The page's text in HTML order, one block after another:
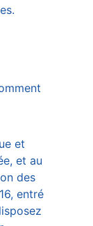
et
et au
des
entré